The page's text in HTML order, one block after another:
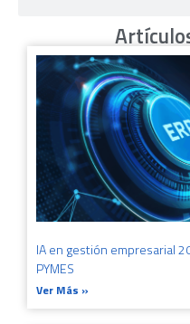
IA en gestión empresarial
PYMES
Ver Más »